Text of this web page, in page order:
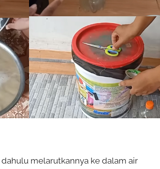
melarutkannya ke dalam air